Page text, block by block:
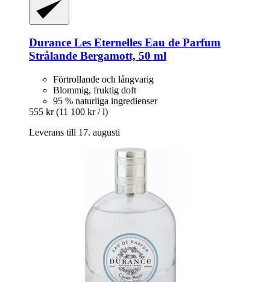
Durance Les Eternelles Eau de Parfum
Strålande Bergamott, 50 ml
Förtrollande och långvarig
Blommig, fruktig doft
95 % naturliga ingredienser
555 kr (11 100 kr / l)
Leverans till 17. augusti